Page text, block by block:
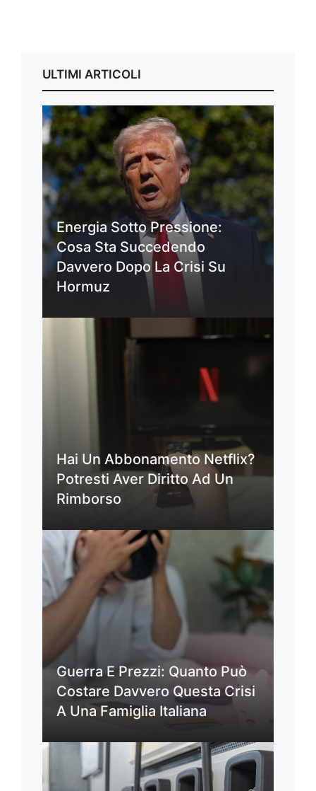
ULTIMI ARTICOLI
Energia Sotto Pressione:
Cosa Sta Succedendo
Davvero Dopo La Crisi Su
Hormuz
Hai Un Abbonamento Netflix?
Potresti Aver Diritto Ad Un
Rimborso
Guerra E Prezzi: Quanto Può
Costare Davvero Questa Crisi
A Una Famiglia Italiana